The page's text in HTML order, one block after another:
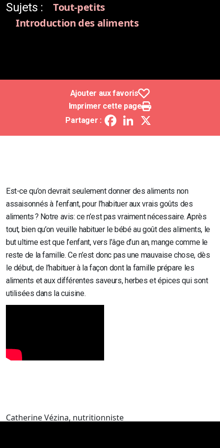
Sujets :
Tout-petits
Introduction des aliments
Partager : FacebookLinkedIn
Imprimer cette page
Ajouter aux favoris
Est-ce qu’on devrait seulement donner des aliments non
assaisonnés à l’enfant, pour l’habituer aux vrais goûts des
aliments ? Notre avis:ce n’est pas vraiment nécessaire. Après
tout, bien qu’on veuille habituer le bébé au goût des aliments, le
but ultime est que l’enfant, vers l’âge d’un an, mange comme le
reste de la famille. Ce n’est donc pas une mauvaise chose, dès
le début, de l’habituer à la façon dont la famille prépare les
aliments et aux différentes saveurs, herbes et épices qui sont
utilisées dans la cuisine.
Catherine Vézina, nutritionniste